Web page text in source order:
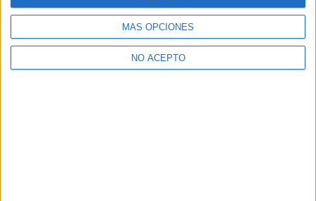
MÁS OPCIONES
NO ACEPTO